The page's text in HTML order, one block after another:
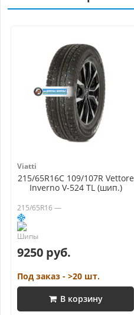
Viatti
215/65R16C 109/107R Vettore
Inverno V-524 TL (шип.)
215/65R16 —
9250 руб.
Под заказ - >20 шт.
В корзину